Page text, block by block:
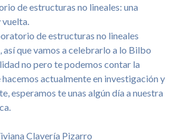
de estructuras no lineales: una
vuelta.
de estructuras no lineales
así que vamos a celebrarlo a lo Bilbo
no pero te podemos contar la
actualmente en investigación y
esperamos te unas algún día a nuestra
Clavería Pizarro